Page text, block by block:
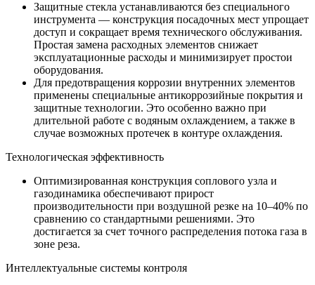
Защитные стекла устанавливаются без специального
инструмента — конструкция посадочных мест упрощает
доступ и сокращает время технического обслуживания.
Простая замена расходных элементов снижает
эксплуатационные расходы и минимизирует простои
оборудования.
Для предотвращения коррозии внутренних элементов
применены специальные антикоррозийные покрытия и
защитные технологии. Это особенно важно при
длительной работе с водяным охлаждением, а также в
случае возможных протечек в контуре охлаждения.
Технологическая эффективность
Оптимизированная конструкция соплового узла и
газодинамика обеспечивают прирост
производительности при воздушной резке на 10–40% по
сравнению со стандартными решениями. Это
достигается за счет точного распределения потока газа в
зоне реза.
Интеллектуальные системы контроля